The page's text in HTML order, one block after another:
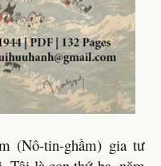
(Nô-tin-ghầm) gia tư